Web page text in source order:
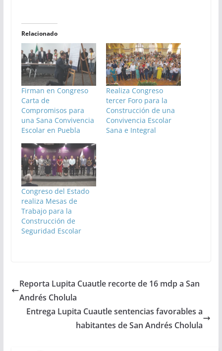
Relacionado
Firman en Congreso
Carta de
Compromisos para
una Sana Convivencia
Escolar en Puebla
Realiza Congreso
tercer Foro para la
Construcción de una
Convivencia Escolar
Sana e Integral
Congreso del Estado
realiza Mesas de
Trabajo para la
Construcción de
Seguridad Escolar
Reporta Lupita Cuautle recorte de 16 mdp a San
Andrés Cholula
Entrega Lupita Cuautle sentencias favorables a
habitantes de San Andrés Cholula